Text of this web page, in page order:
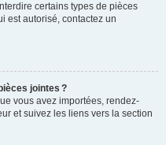
certains types de pièces
est autorisé, contactez un
jointes ?
vous avez importées, rendez-
et suivez les liens vers la section